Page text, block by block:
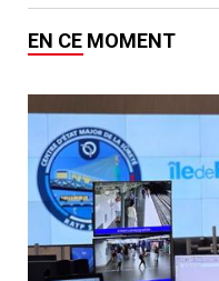
EN CE MOMENT